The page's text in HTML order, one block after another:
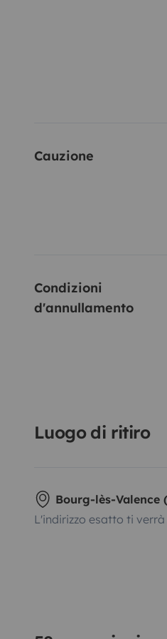
Cauzione
Condizioni
d'annullamento
Luogo di ritiro
Bourg-lès-Valence
L'indirizzo esatto ti